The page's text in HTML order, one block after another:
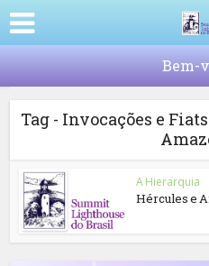
Bem-
Tag - Invocações e
A Hierarquia
Hércules e